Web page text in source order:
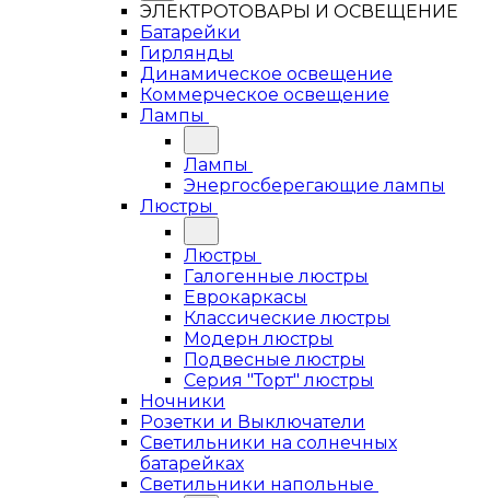
ЭЛЕКТРОТОВАРЫ И ОСВЕЩЕНИЕ
Батарейки
Гирлянды
Динамическое освещение
Коммерческое освещение
Лампы
Лампы
Энергосберегающие лампы
Люстры
Люстры
Галогенные люстры
Еврокаркасы
Классические люстры
Модерн люстры
Подвесные люстры
Серия "Торт" люстры
Ночники
Розетки и Выключатели
Светильники на солнечных
батарейках
Светильники напольные